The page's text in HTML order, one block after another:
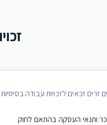
זרים זכאים לזכויות עבודה
ותנאי העסקה בהתאם לחוק